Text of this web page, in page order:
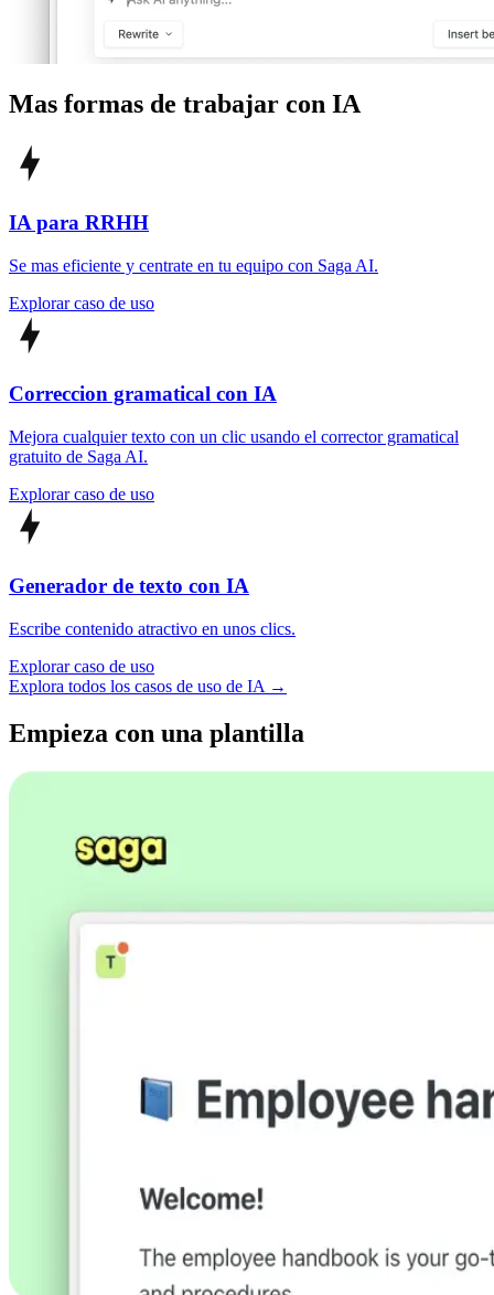
Mas formas de trabajar con IA
IA para RRHH
Se mas eficiente y centrate en tu equipo con Saga AI.
Explorar caso de uso
Correccion gramatical con IA
Mejora cualquier texto con un clic usando el corrector gramatical
gratuito de Saga AI.
Explorar caso de uso
Generador de texto con IA
Escribe contenido atractivo en unos clics.
Explorar caso de uso
Explora todos los casos de uso de IA →
Empieza con una plantilla